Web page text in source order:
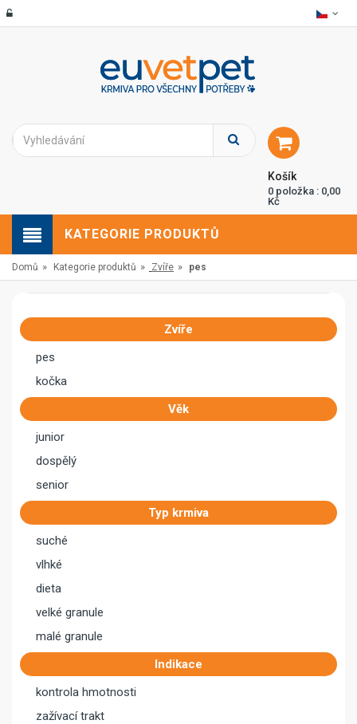
Košík
0 položka : 0,00
Kč
KATEGORIE PRODUKTŮ
Domů » Kategorie produktů » Zvíře » pes
Zvíře
pes
kočka
Věk
junior
dospělý
senior
Typ krmiva
suché
vlhké
dieta
velké granule
malé granule
Indikace
kontrola hmotnosti
zažívací trakt